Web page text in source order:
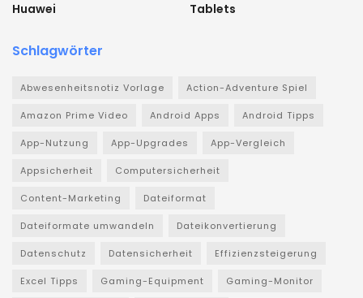
Huawei
Tablets
Schlagwörter
Abwesenheitsnotiz Vorlage Action-Adventure Spiel
Amazon Prime Video Android Apps Android Tipps
App-Nutzung App-Upgrades App-Vergleich
Appsicherheit Computersicherheit
Content-Marketing Dateiformat
Dateiformate umwandeln Dateikonvertierung
Datenschutz Datensicherheit Effizienzsteigerung
Excel Tipps Gaming-Equipment Gaming-Monitor